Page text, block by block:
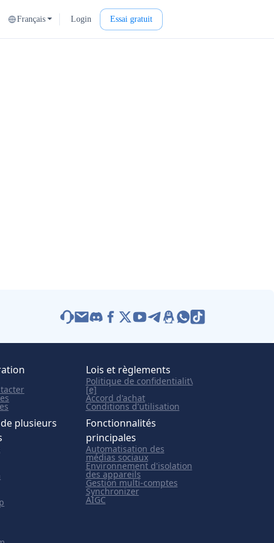
Français Login Essai gratuit
Lois et règlements
Politique de confidentialit\
[e]
Accord d'achat
Conditions d'utilisation
plusieurs
Fonctionnalités
principales
Automatisation des
médias sociaux
Environnement d'isolation
des appareils
Gestion multi-comptes
Synchronizer
AIGC